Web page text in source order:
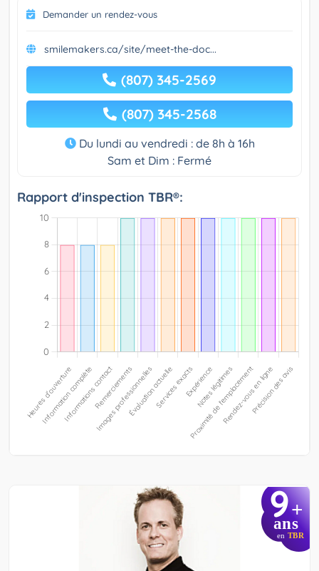
Demander un rendez-vous
smilemakers.ca/site/meet-the-doc...
(807) 345-2569
(807) 345-2568
Du lundi au vendredi : de 8h à 16h
Sam et Dim : Fermé
Rapport d'inspection TBR®:
9+
ans
en TBR